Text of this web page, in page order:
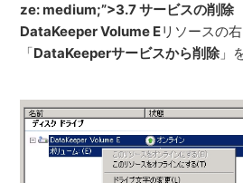
ze: medium;”>3.7 サービスの削除
DataKeeper Volume Eリソースの
「DataKeeperサービスから削除 」